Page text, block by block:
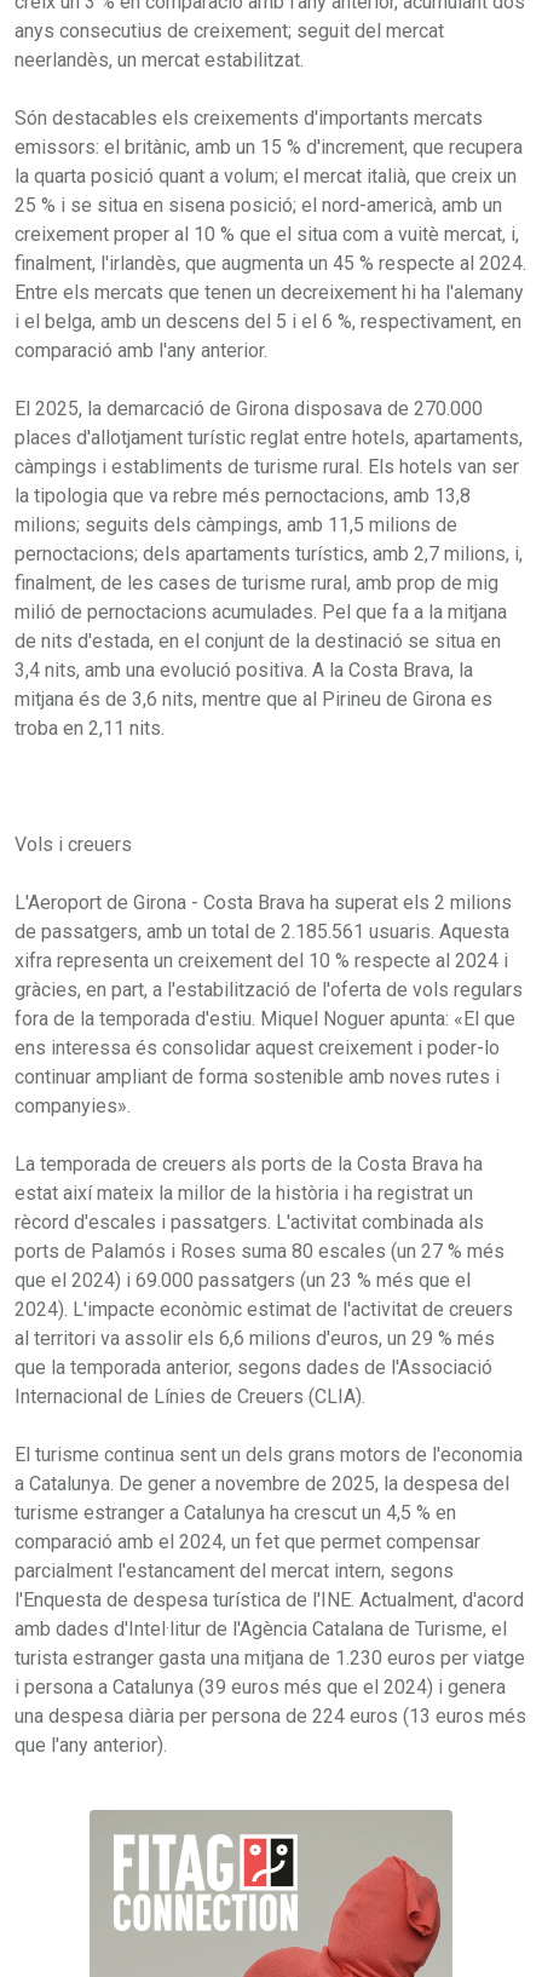
anys consecutius de creixement; seguit del mercat
neerlandès, un mercat estabilitzat.
Són destacables els creixements d'importants mercats
emissors: el britànic, amb un 15 % d'increment, que recupera
la quarta posició quant a volum; el mercat italià, que creix un
25 % i se situa en sisena posició; el nord-americà, amb un
creixement proper al 10 % que el situa com a vuitè mercat, i,
finalment, l'irlandès, que augmenta un 45 % respecte al 2024.
Entre els mercats que tenen un decreixement hi ha l'alemany
i el belga, amb un descens del 5 i el 6 %, respectivament, en
comparació amb l'any anterior.
El 2025, la demarcació de Girona disposava de 270.000
places d'allotjament turístic reglat entre hotels, apartaments,
càmpings i establiments de turisme rural. Els hotels van ser
la tipologia que va rebre més pernoctacions, amb 13,8
milions; seguits dels càmpings, amb 11,5 milions de
pernoctacions; dels apartaments turístics, amb 2,7 milions, i,
finalment, de les cases de turisme rural, amb prop de mig
milió de pernoctacions acumulades. Pel que fa a la mitjana
de nits d'estada, en el conjunt de la destinació se situa en
3,4 nits, amb una evolució positiva. A la Costa Brava, la
mitjana és de 3,6 nits, mentre que al Pirineu de Girona es
troba en 2,11 nits.
Vols i creuers
L'Aeroport de Girona - Costa Brava ha superat els 2 milions
de passatgers, amb un total de 2.185.561 usuaris. Aquesta
xifra representa un creixement del 10 % respecte al 2024 i
gràcies, en part, a l'estabilització de l'oferta de vols regulars
fora de la temporada d'estiu. Miquel Noguer apunta: «El que
ens interessa és consolidar aquest creixement i poder-lo
continuar ampliant de forma sostenible amb noves rutes i
companyies».
La temporada de creuers als ports de la Costa Brava ha
estat així mateix la millor de la història i ha registrat un
rècord d'escales i passatgers. L'activitat combinada als
ports de Palamós i Roses suma 80 escales (un 27 % més
que el 2024) i 69.000 passatgers (un 23 % més que el
2024). L'impacte econòmic estimat de l'activitat de creuers
al territori va assolir els 6,6 milions d'euros, un 29 % més
que la temporada anterior, segons dades de l'Associació
Internacional de Línies de Creuers (CLIA).
El turisme continua sent un dels grans motors de l'economia
a Catalunya. De gener a novembre de 2025, la despesa del
turisme estranger a Catalunya ha crescut un 4,5 % en
comparació amb el 2024, un fet que permet compensar
parcialment l'estancament del mercat intern, segons
l'Enquesta de despesa turística de l'INE. Actualment, d'acord
amb dades d'Intel·litur de l'Agència Catalana de Turisme, el
turista estranger gasta una mitjana de 1.230 euros per viatge
i persona a Catalunya (39 euros més que el 2024) i genera
una despesa diària per persona de 224 euros (13 euros més
que l'any anterior).